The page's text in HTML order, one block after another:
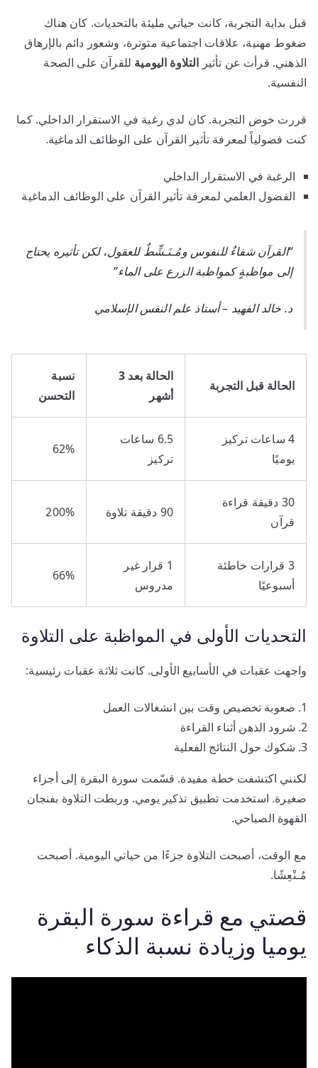
قبل بداية التجربة، كانت حياتي مليئة بالتحديات. كان هناك
ضغوط مهنية، علاقات اجتماعية متوترة، وشعور دائم بالإرهاق
الذهني. قرأت عن تأثير التلاوة اليومية للقرآن على الصحة
النفسية.
قررت خوض التجربة. كان لدي رغبة في الاستقرار الداخلي. كما
كنت فضولياً لمعرفة تأثير القرآن على الوظائف الدماغية.
الرغبة في الاستقرار الداخلي
الفضول العلمي لمعرفة تأثير القرآن على الوظائف الدماغية
“القرآن شفاءٌ للنفوس ومُـنَـشِّطٌ للعقول، لكن تأثيره يحتاج
إلى مواظبةٍ كمواظبة الزرع على الماء”
د. خالد الفهيد – أستاذ علم النفس الإسلامي
الحالة قبل التجربة
الحالة بعد 3
أشهر
نسبة
التحسن
4 ساعات تركيز
يوميًا
6.5 ساعات
تركيز
62%
30 دقيقة قراءة
قرآن
90 دقيقة تلاوة 200%
3 قرارات خاطئة
أسبوعيًا
1 قرار غير
مدروس
66%
التحديات الأولى في المواظبة على التلاوة
واجهت عقبات في الأسابيع الأولى. كانت ثلاثة عقبات رئيسية:
صعوبة تخصيص وقت بين انشغالات العمل
شرود الذهن أثناء القراءة
شكوك حول النتائج الفعلية
لكنني اكتشفت خطة مفيدة. قسّمت سورة البقرة إلى أجزاء
صغيرة. استخدمت تطبيق تذكير يومي. وربطت التلاوة بفنجان
القهوة الصباحي.
مع الوقت، أصبحت التلاوة جزءًا من حياتي اليومية. أصبحت
مُـنْعِشًا.
قصتي مع قراءة سورة البقرة
يوميا وزيادة نسبة الذكاء